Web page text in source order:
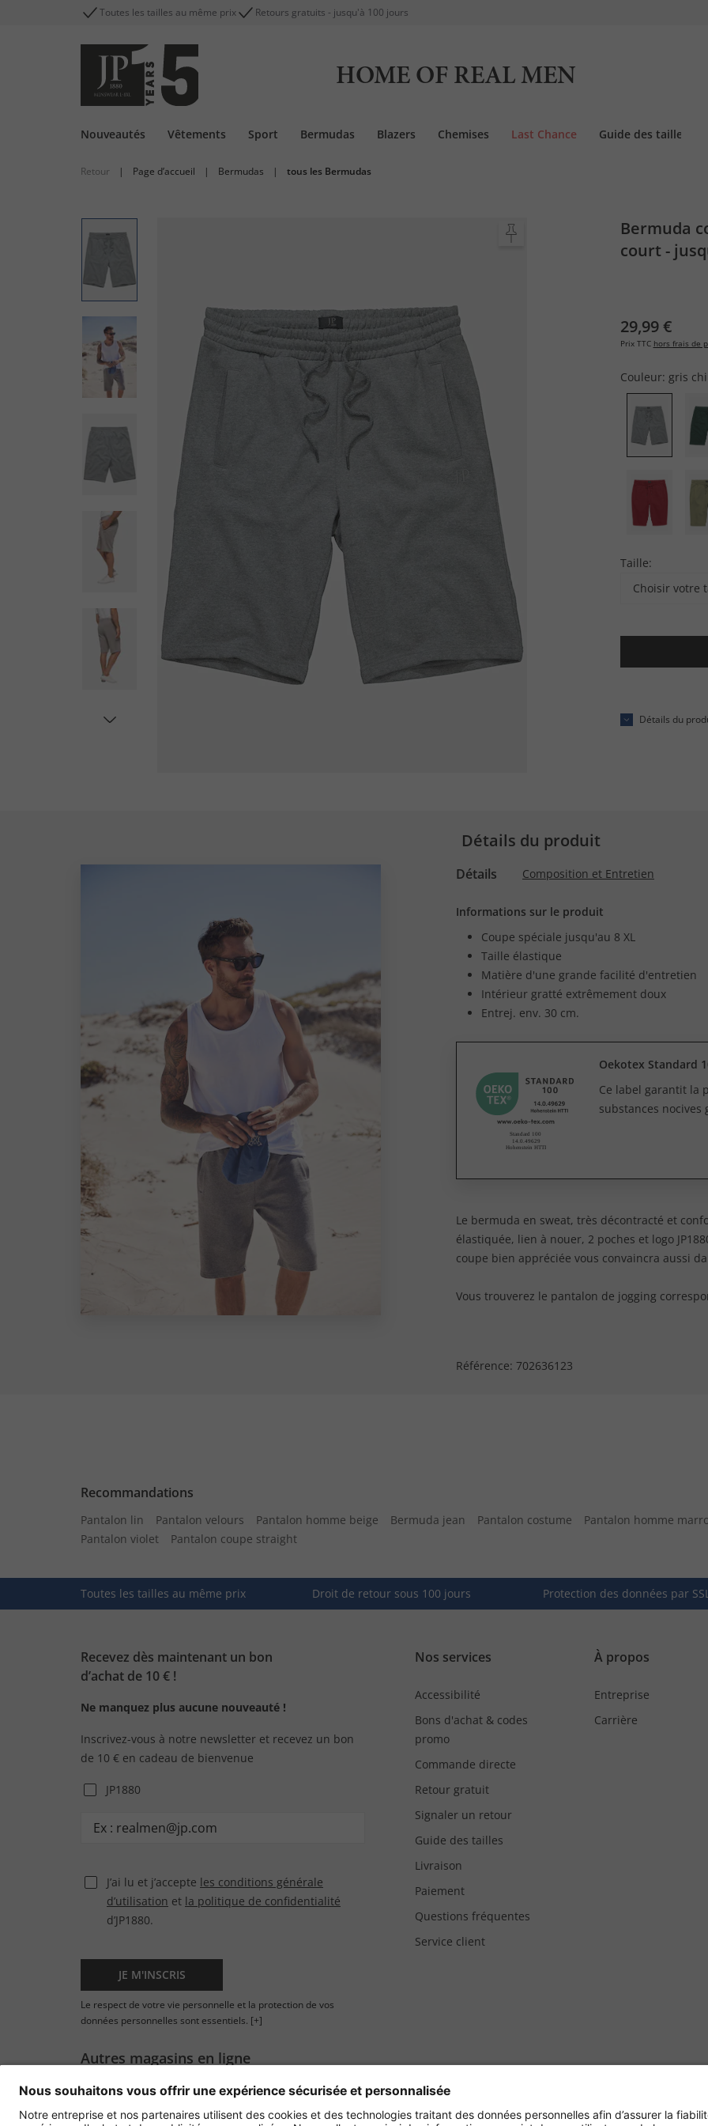
Toutes les tailles au même prix Retours gratuits - jusqu'à 100 jours
HOME OF REAL MEN
Nouveautés Vêtements Sport Bermudas Blazers Chemises Last Chance Guide des tailles
Retour | Page d’accueil | Bermudas | tous les Bermudas
Bermuda
court -
29,99 €
Prix TTC hors frais de
Couleur: gris
Taille:
Choisir votre
Détails du
Détails du produit
Détails Composition et Entretien
Informations sur le produit
Coupe spéciale jusqu'au 8 XL
Taille élastique
Matière d'une grande facilité d'entretien
Intérieur gratté extrêmement doux
Entrej. env. 30 cm.
Oekotex Standard
Ce label garantit la
substances
Le bermuda en sweat, très décontracté et
élastiquée, lien à nouer, 2 poches et logo
coupe bien appréciée vous convaincra aussi
Vous trouverez le pantalon de jogging
Référence: 702636123
Recommandations
Pantalon lin Pantalon velours Pantalon homme beige Bermuda jean Pantalon costume
Pantalon homme
Pantalon violet
Pantalon coupe straight
Toutes les tailles au même prix Droit de retour sous 100 jours Protection des données par
Recevez dès maintenant un bon
d’achat de 10 € !
Ne manquez plus aucune nouveauté !
Inscrivez-vous à notre newsletter et recevez un bon
de 10 € en cadeau de bienvenue
JP1880
J’ai lu et j’accepte les conditions générale
d’utilisation et la politique de confidentialité
d’JP1880.
JE M'INSCRIS
Le respect de votre vie personnelle et la protection de vos
données personnelles sont essentiels. [+]
Nos services
Accessibilité
Bons d'achat & codes
promo
Commande directe
Retour gratuit
Signaler un retour
Guide des tailles
Livraison
Paiement
Questions fréquentes
Service client
À propos
Entreprise
Carrière
Autres magasins en ligne
France